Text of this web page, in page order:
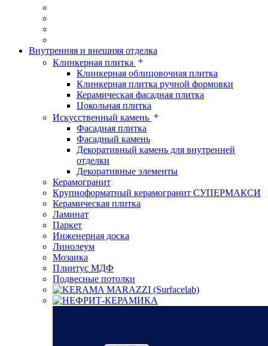
Внутренняя и внешняя отделка
Клинкерная плитка
Клинкерная облицовочная плитка
Клинкерная плитка ручной формовки
Керамическая фасадная плитка
Цокольная плитка
Искусственный камень
Фасадная плитка
Фасадный камень
Декоративный камень для внутренней
отделки
Декоративные элементы
Керамогранит
Крупноформатный керамогранит СУПЕРМАКСИ
Керамическая плитка
Ламинат
Паркет
Инженерная доска
Линолеум
Мозаика
Плинтус МДФ
Подвесные потолки